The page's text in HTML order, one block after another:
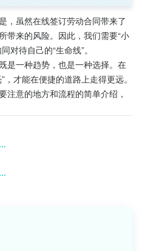
，虽然在线签订劳动合同带来了
带来的风险。因此，我们需要“小
对待自己的“生命线”。
是一种趋势，也是一种选择。在
才能在便捷的道路上走得更远。
注意的地方和流程的简单介绍，